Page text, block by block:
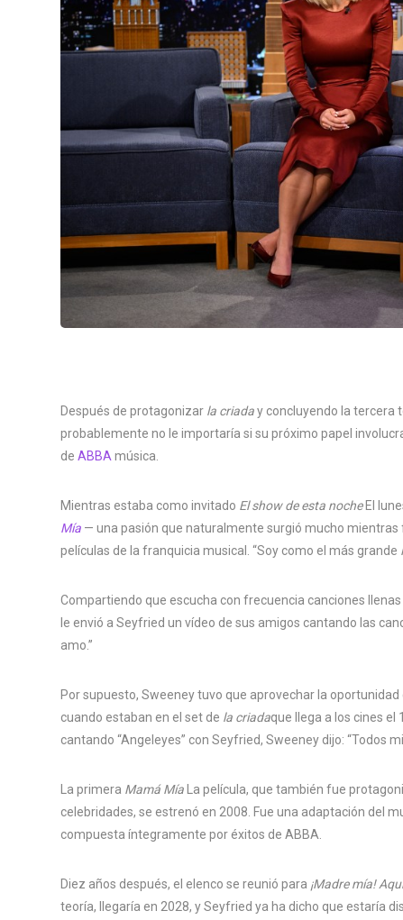
Después de protagonizar la criaday concluyendo la tercera
probablemente no le importaría si su próximo papel
de ABBA música.
Mientras estaba como invitado El show de esta nocheEl
Mía — una pasión que naturalmente surgió mucho mientras
películas de la franquicia musical. “Soy como el más grande
Compartiendo que escucha con frecuencia canciones llenas
le envió a Seyfried un vídeo de sus amigos cantando las
amo.”
Por supuesto, Sweeney tuvo que aprovechar la
cuando estaban en el set de la criadaque llega a los cines el
cantando “Angeleyes” con Seyfried, Sweeney dijo: “Todos
La primera Mamá MíaLa película, que también fue
celebridades, se estrenó en 2008. Fue una adaptación del
compuesta íntegramente por éxitos de ABBA.
Diez años después, el elenco se reunió para ¡Madre mía!
teoría, llegaría en 2028, y Seyfried ya ha dicho que estaría